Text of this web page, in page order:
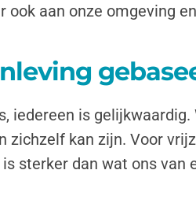
ook aan onze omgeving
iedereen is
zichzelf kan zijn. Voor
sterker dan wat ons